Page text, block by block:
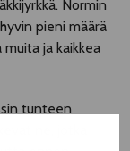
Normin
pieni määrä
muita ja kaikkea
tunteen